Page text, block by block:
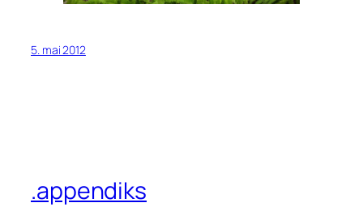
5. mai 2012
.appendiks